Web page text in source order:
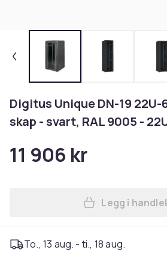
Digitus Unique DN-19 22U-
skap - svart, RAL 9005 -
11 906 kr
Legg
Legg i
To., 13 aug. - ti., 18 aug.